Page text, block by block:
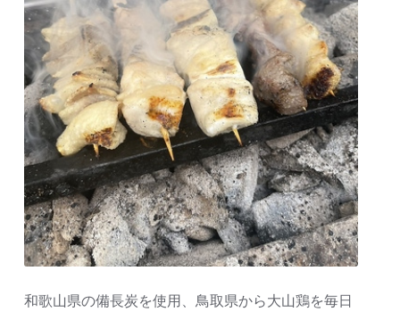
和歌山県の備長炭を使用、鳥取県から大山鶏を毎日